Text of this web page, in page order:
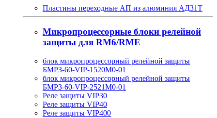
Пластины переходные АП из алюминия АД31Т
Микропроцессорные блоки релейной
защиты для RM6/RME
блок микропроцессорный релейной защиты
БМРЗ-60-VIP-1520М0-01
блок микропроцессорный релейной защиты
БМРЗ-60-VIP-2521М0-01
Реле защиты VIP30
Реле защиты VIP40
Реле защиты VIP400